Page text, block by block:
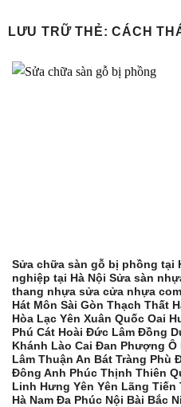
qua
dung
LƯU TRỮ THẺ:CÁCH
Sửa chữa sàn gỗ bị phồng tại
nghiệp tại Hà Nội Sửa sàn
thang nhựa sửa cửa nhựa
Hát Môn Sài Gòn Thạch Thất
Hòa Lạc Yên Xuân Quốc Oai
Phú Cát Hoài Đức Lâm Đồng
Khánh Lào Cai Đan Phượng
Lâm Thuận An Bát Tràng Phù
Đông Anh Phúc Thịnh Thiên
Linh Hưng Yên Yên Lãng
Hà Nam Đa Phúc Nội Bài Bắc